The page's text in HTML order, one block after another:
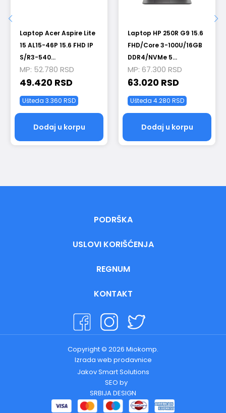
Laptop Acer Aspire Lite
15 AL15-46P 15.6 FHD IP
S/R3-540...
MP: 52.780 RSD
49.420 RSD
Ušteda 3.360 RSD
Dodaj u korpu
Laptop HP 250R G9 15.6
FHD/Core 3-100U/16GB
DDR4/NVMe 5...
MP: 67.300 RSD
63.020 RSD
Ušteda 4.280 RSD
Dodaj u korpu
PODRŠKA
USLOVI KORIŠĆENJA
REGNUM
KONTAKT
Copyright © 2026 Miokomp.
Izrada web prodavnice
Jakov Smart Solutions
SEO by
SRBIJA DESIGN